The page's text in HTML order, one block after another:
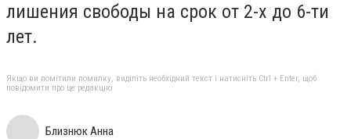
лишения свободы на срок от 2-х до 6-ти
лет.
Якщо ви помітили помилку, виділіть необхідний текст і натисніть Ctrl + Enter, щоб
повідомити про це редакцію
Близнюк Анна